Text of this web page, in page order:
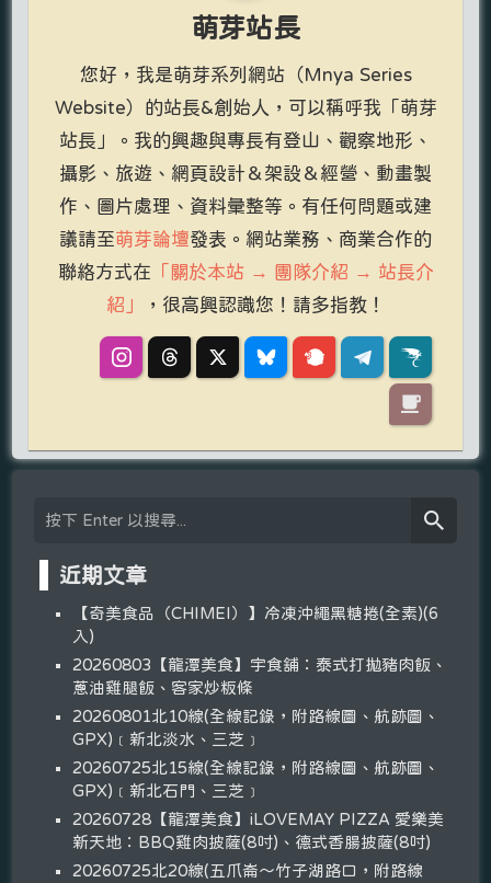
萌芽站長
您好，我是萌芽系列網站（Mnya Series
Website）的站長&創始人，可以稱呼我「萌芽
站長」。我的興趣與專長有登山、觀察地形、
攝影、旅遊、網頁設計＆架設＆經營、動畫製
作、圖片處理、資料彙整等。有任何問題或建
議請至萌芽論壇發表。網站業務、商業合作的
聯絡方式在 「關於本站 → 團隊介紹 → 站長介
紹」
，很高興認識您！請多指教！
近期文章
【奇美食品（CHIMEI）】冷凍沖繩黑糖捲(全素)(6
入)
20260803【龍潭美食】宇食舖：泰式打拋豬肉飯、
蔥油雞腿飯、客家炒粄條
20260801北10線(全線記錄，附路線圖、航跡圖、
GPX)﹝新北淡水、三芝﹞
20260725北15線(全線記錄，附路線圖、航跡圖、
GPX)﹝新北石門、三芝﹞
20260728【龍潭美食】iLOVEMAY PIZZA 愛樂美
新天地：BBQ雞肉披薩(8吋)、德式香腸披薩(8吋)
20260725北20線(五爪崙～竹子湖路口，附路線